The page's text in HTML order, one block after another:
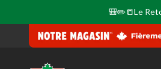
🎒✏️📒Le